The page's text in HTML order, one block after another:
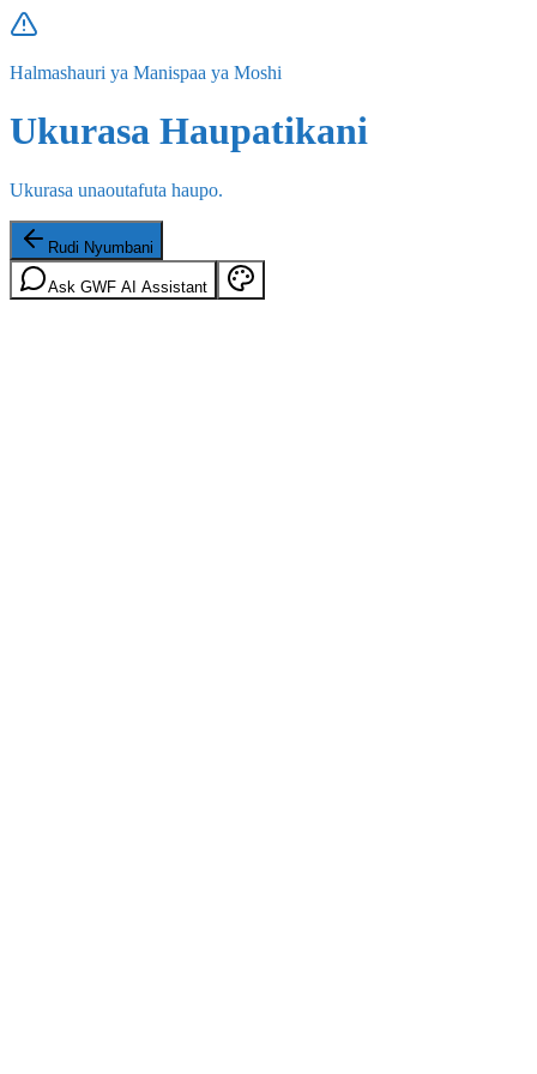
Halmashauri ya Manispaa ya Moshi
Ukurasa Haupatikani
Ukurasa unaoutafuta haupo.
Rudi Nyumbani
Ask GWF AI Assistant